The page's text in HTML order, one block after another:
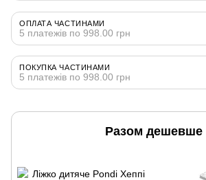
ОПЛАТА ЧАСТИНАМИ
5 платежів по 998.00 грн
ПОКУПКА ЧАСТИНАМИ
5 платежів по 998.00 грн
Разом дешевше